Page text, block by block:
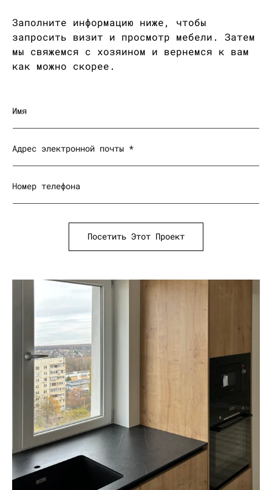
Заполните информацию ниже, чтобы
запросить визит и просмотр мебели. Затем
мы свяжемся с хозяином и вернемся к вам
как можно скорее.
Имя
Адрес электронной почты *
Номер телефона
Посетить Этот Проект